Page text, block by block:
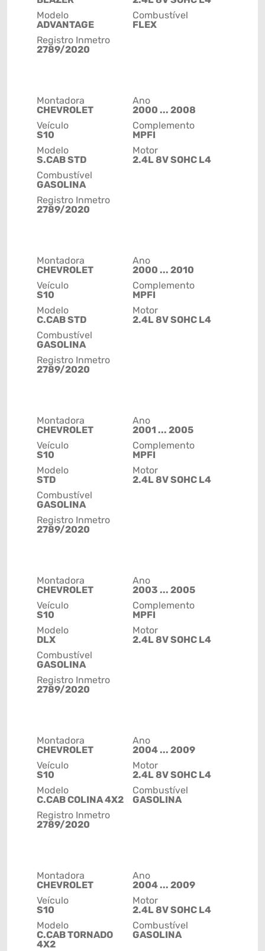
Modelo
ADVANTAGE
Combustível
FLEX
Registro Inmetro
2789/2020
Montadora
CHEVROLET
Veículo
S10
Modelo
S.CAB STD
Ano
2000 ... 2008
Complemento
MPFI
Motor
2.4L 8V SOHC L4
Combustível
GASOLINA
Registro Inmetro
2789/2020
Montadora
CHEVROLET
Veículo
S10
Modelo
C.CAB STD
Ano
2000 ... 2010
Complemento
MPFI
Motor
2.4L 8V SOHC L4
Combustível
GASOLINA
Registro Inmetro
2789/2020
Montadora
CHEVROLET
Veículo
S10
Modelo
STD
Ano
2001 ... 2005
Complemento
MPFI
Motor
2.4L 8V SOHC L4
Combustível
GASOLINA
Registro Inmetro
2789/2020
Montadora
CHEVROLET
Veículo
S10
Modelo
DLX
Ano
2003 ... 2005
Complemento
MPFI
Motor
2.4L 8V SOHC L4
Combustível
GASOLINA
Registro Inmetro
2789/2020
Montadora
CHEVROLET
Veículo
S10
Modelo
C.CAB COLINA 4X2
Ano
2004 ... 2009
Motor
2.4L 8V SOHC L4
Combustível
GASOLINA
Registro Inmetro
2789/2020
Montadora
CHEVROLET
Veículo
S10
Modelo
C.CAB TORNADO
4X2
Ano
2004 ... 2009
Motor
2.4L 8V SOHC L4
Combustível
GASOLINA